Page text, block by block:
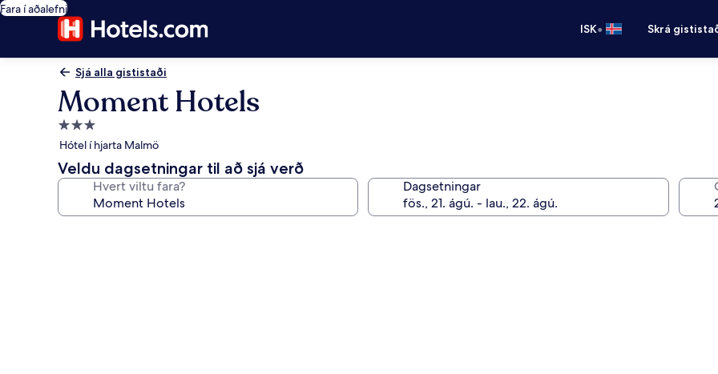
Fara í aðalefni
ISK• Skrá
Sjá alla gististaði
Moment Hotels
3.0
stjörnu
gististaður
Hótel í hjarta Malmö
Veldu dagsetningar til að sjá verð
Hvert viltu fara? Dagsetningar